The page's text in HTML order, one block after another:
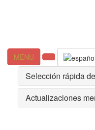
MENU
Selección rápida
Actualizaciones